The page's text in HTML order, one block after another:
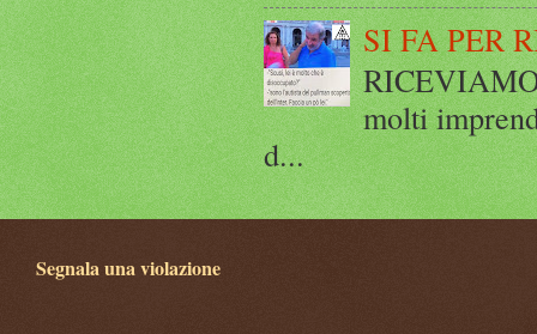
SI FA PER
molti
d...
Segnala una violazione